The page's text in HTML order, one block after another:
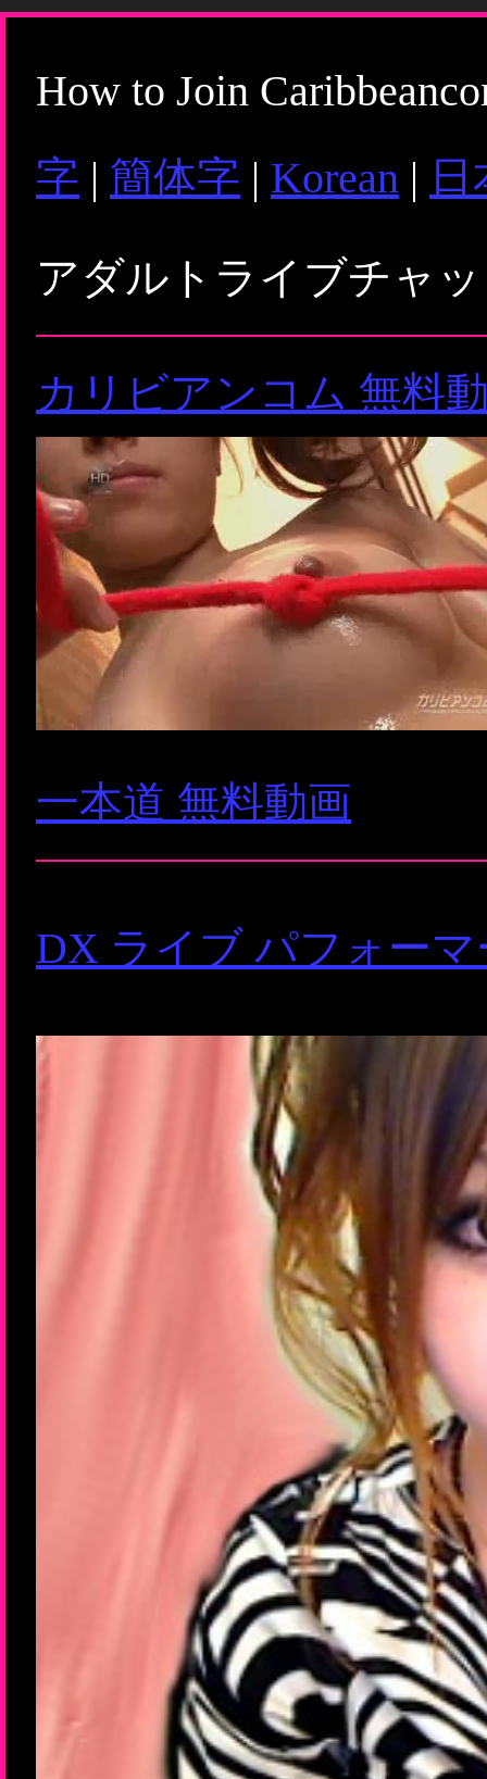
How to Join
字 | 簡体字 | Korean |
アダルトライブチャ
カリビアンコム 無料
一本道 無料動画
DX ライブ パフォー